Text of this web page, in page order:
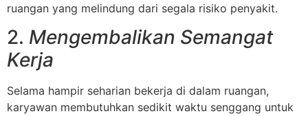
ruangan yang melindung dari segala risiko penyakit.
2. Mengembalikan Semangat
Kerja
Selama hampir seharian bekerja di dalam ruangan,
karyawan membutuhkan sedikit waktu senggang untuk